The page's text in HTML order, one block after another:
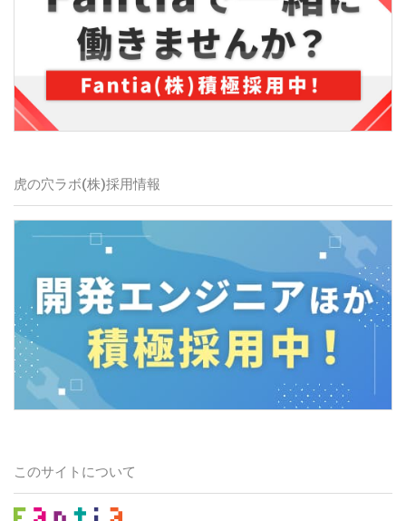
虎の穴ラボ(株)採用情報
このサイトについて